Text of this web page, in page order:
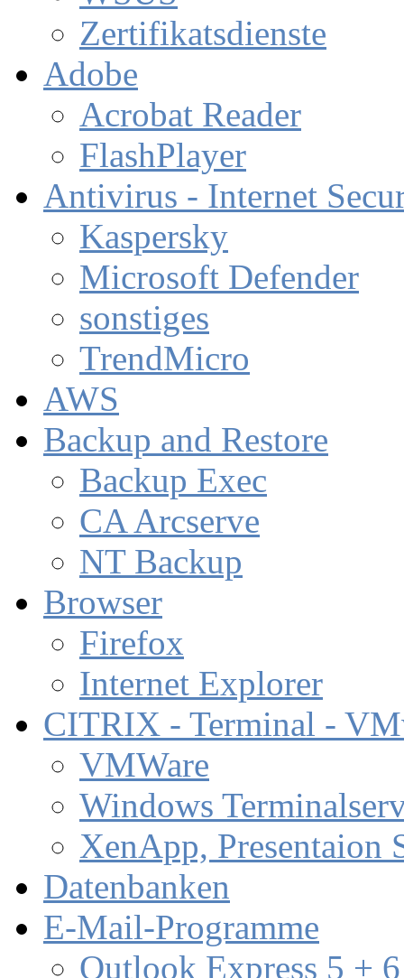
Zertifikatsdienste
Adobe
Acrobat Reader
FlashPlayer
Antivirus - Internet
Kaspersky
Microsoft Defender
sonstiges
TrendMicro
AWS
Backup and Restore
Backup Exec
CA Arcserve
NT Backup
Browser
Firefox
Internet Explorer
CITRIX - Terminal -
VMWare
Windows
XenApp, Presentaion
Datenbanken
E-Mail-Programme
Outlook Express 5 + 6